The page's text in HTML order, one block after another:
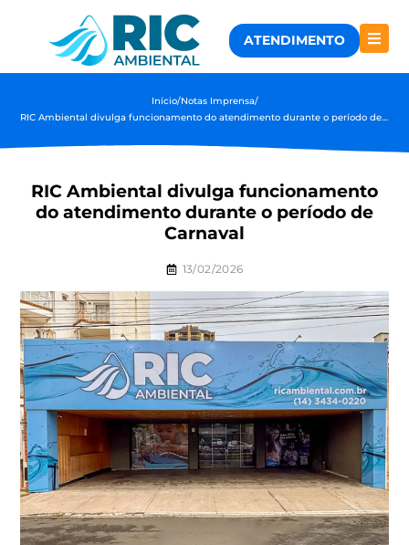
ATENDIMENTO
Início/Notas Imprensa/
RIC Ambiental divulga funcionamento do atendimento durante o período de Carnaval
RIC Ambiental divulga funcionamento
do atendimento durante o período de
Carnaval
13/02/2026